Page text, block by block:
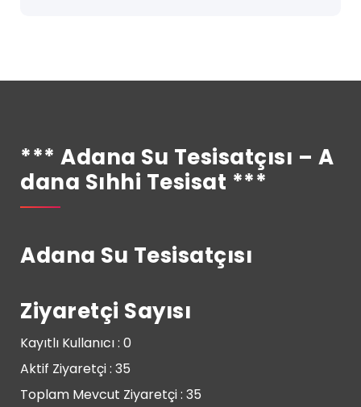
*** Adana Su Tesisatçısı – A
Dana Sıhhi Tesisat ***
Adana Su Tesisatçısı
Ziyaretçi Sayısı
Kayıtlı Kullanıcı : 0
Aktif Ziyaretçi : 35
Toplam Mevcut Ziyaretçi : 35